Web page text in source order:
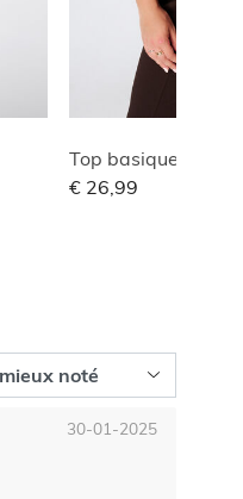
Top basique à
€ 26,99
30-01-2025